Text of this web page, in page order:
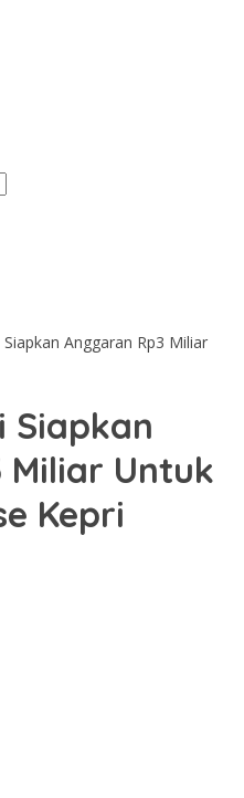
Anggaran Rp3 Miliar
Siapkan
Miliar Untuk
Kepri